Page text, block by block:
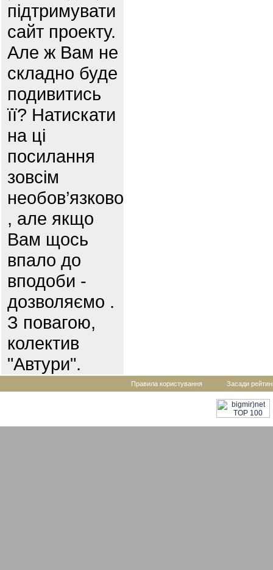
підтримувати
сайт проекту.
Але ж Вам не
складно буде
подивитись
її? Натискати
на ці
посилання
зовсім
необов’язково
, але якщо
Вам щось
впало до
вподоби -
дозволяємо .
З повагою,
колектив
"Автури".
Правила користування Засади